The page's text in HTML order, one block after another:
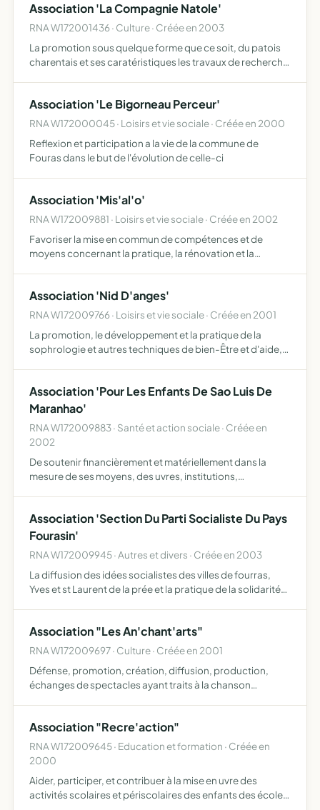
Association 'La Compagnie Natole'
RNA W172001436 · Culture · Créée en 2003
La promotion sous quelque forme que ce soit, du patois
charentais et ses caratéristiques les travaux de recherche
Association 'Le Bigorneau Perceur'
RNA W172000045 · Loisirs et vie sociale · Créée en 2000
Reflexion et participation a la vie de la commune de
Fouras dans le but de l'évolution de celle-ci
Association 'Mis'al'o'
RNA W172009881 · Loisirs et vie sociale · Créée en 2002
Favoriser la mise en commun de compétences et de
moyens concernant la pratique, la rénovation et la
principe d'entr…
Association 'Nid D'anges'
RNA W172009766 · Loisirs et vie sociale · Créée en 2001
La promotion, le développement et la pratique de la
sophrologie et autres techniques de bien-Être et d'aide,
Association 'Pour Les Enfants De Sao Luis De
Maranhao'
RNA W172009883 · Santé et action sociale · Créée en
2002
De soutenir financièrement et matériellement dans la
mesure de ses moyens, des uvres, institutions,
dans l…
Association 'Section Du Parti Socialiste Du Pays
Fourasin'
RNA W172009945 · Autres et divers · Créée en 2003
La diffusion des idées socialistes des villes de fourras,
Yves et st Laurent de la prée et la pratique de la solidarité
Association "Les An'chant'arts"
RNA W172009697 · Culture · Créée en 2001
Défense, promotion, création, diffusion, production,
échanges de spectacles ayant traits à la chanson
Association "Recre'action"
RNA W172009645 · Education et formation · Créée en
2000
Aider, participer, et contribuer à la mise en uvre des
activités scolaires et périscolaires des enfants des écoles